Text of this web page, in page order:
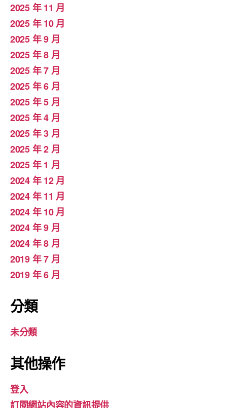
2025 年 11 月
2025 年 10 月
2025 年 9 月
2025 年 8 月
2025 年 7 月
2025 年 6 月
2025 年 5 月
2025 年 4 月
2025 年 3 月
2025 年 2 月
2025 年 1 月
2024 年 12 月
2024 年 11 月
2024 年 10 月
2024 年 9 月
2024 年 8 月
2019 年 7 月
2019 年 6 月
分類
未分類
其他操作
登入
訂閱網站內容的資訊提供